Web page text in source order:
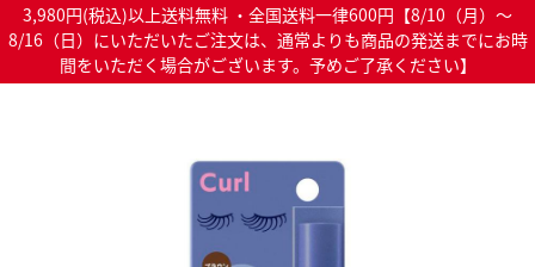
3,980円(税込)以上送料無料 ・全国送料一律600円【8/10（月）～
8/16（日）にいただいたご注文は、通常よりも商品の発送までにお時
間をいただく場合がございます。予めご了承ください】